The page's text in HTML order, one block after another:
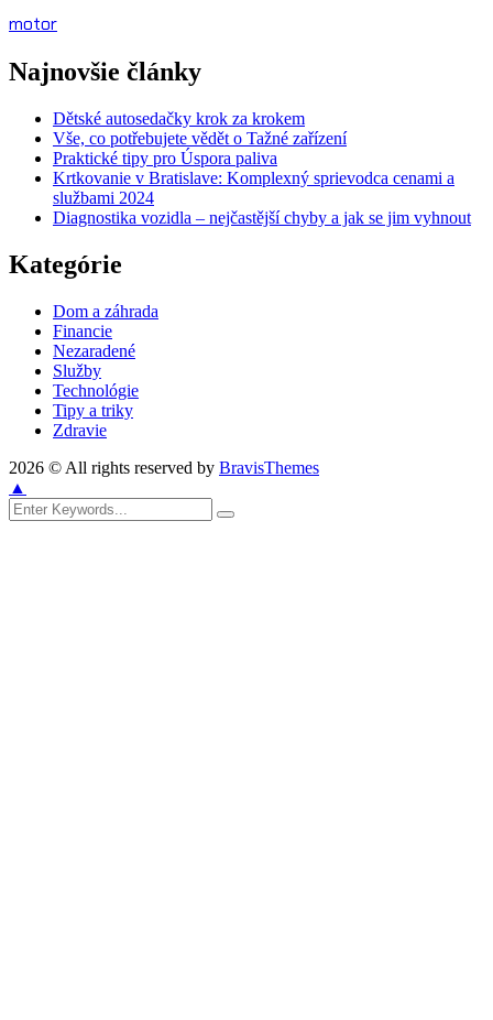
motor
Najnovšie články
Dětské autosedačky krok za krokem
Vše, co potřebujete vědět o Tažné zařízení
Praktické tipy pro Úspora paliva
Krtkovanie v Bratislave: Komplexný sprievodca cenami a
službami 2024
Diagnostika vozidla – nejčastější chyby a jak se jim vyhnout
Kategórie
Dom a záhrada
Financie
Nezaradené
Služby
Technológie
Tipy a triky
Zdravie
2026 © All rights reserved by BravisThemes
▲